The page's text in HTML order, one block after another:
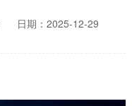
日期：2025-12-29